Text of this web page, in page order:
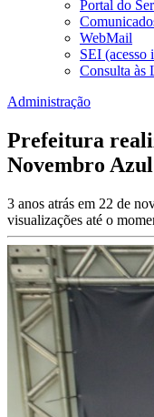
Portal do
WebMail
SEI (acesso
Consulta às
Administração
Prefeitura
Novembro Azul
3 anos atrás em 22 de
visualizações até o